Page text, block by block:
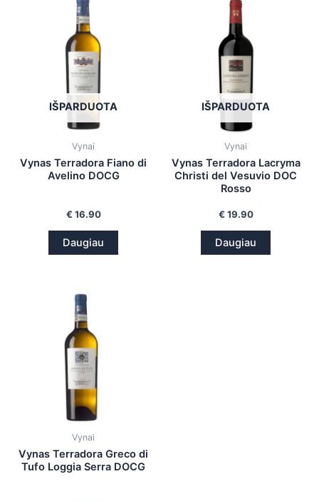
IŠPARDUOTA
Vynai
Vynas Terradora Fiano di
Avelino DOCG
€ 16.90
Daugiau
IŠPARDUOTA
Vynai
Vynas Terradora Lacryma
Christi del Vesuvio DOC
Rosso
€ 19.90
Daugiau
Vynai
Vynas Terradora Greco di
Tufo Loggia Serra DOCG